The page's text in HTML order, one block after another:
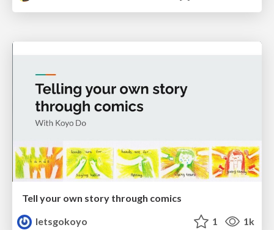
Tell your own story through comics
letsgokoyo
1 1k